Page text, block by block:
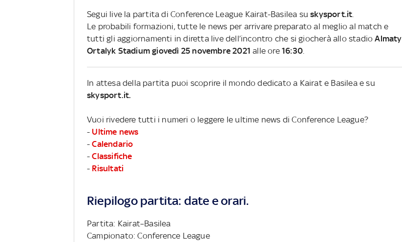
Segui live la partita di Conference League Kairat-Basilea suskysport.it
Le probabili formazioni, tutte le news per arrivare preparato al meglio al match e
tutti gli aggiornamenti in diretta live dell’incontro che si giocherà allo stadioAlmaty
Ortalyk Stadium giovedì 25 novembre 2021 alle ore 16:30
In attesa della partita puoi scoprire il mondo dedicato a Kairat e Basilea e su
skysport.it.
Vuoi rivedere tutti i numeri o leggere le ultime news di Conference League?
- Ultime news
-Calendario
-Classifiche
- Risultati
Riepilogo partita: date e orari.
Partita: Kairat–Basilea
Campionato: Conference League